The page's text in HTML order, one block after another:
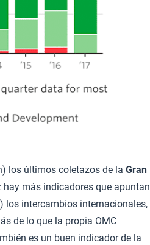
los últimos coletazos de la Gran
hay más indicadores que apuntan
los intercambios internacionales,
de lo que la propia OMC
es un buen indicador de la